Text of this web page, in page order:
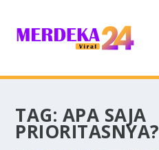
TAG: APA SAJA
PRIORITASNYA?